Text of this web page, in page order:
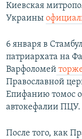
Киевская
Украины
6 января в
патриархата на
Варфоломей
Православной
Епифанию томос
автокефалии ПЦУ.
После того, как